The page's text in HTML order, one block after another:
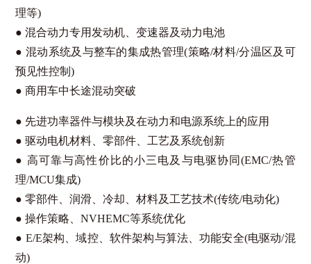
理等)
● 混合动力专用发动机、变速器及动力电池
● 混动系统及与整车的集成热管理(策略/材料/分温区及可
预见性控制)
● 商用车中长途混动突破
● 先进功率器件与模块及在动力和电源系统上的应用
● 驱动电机材料、零部件、工艺及系统创新
● 高可靠与高性价比的小三电及与电驱协同(EMC/热管
理/MCU集成)
● 零部件、润滑、冷却、材料及工艺技术(传统/电动化)
● 操作策略、NVHEMC等系统优化
● E/E架构、域控、软件架构与算法、功能安全(电驱动/混
动)